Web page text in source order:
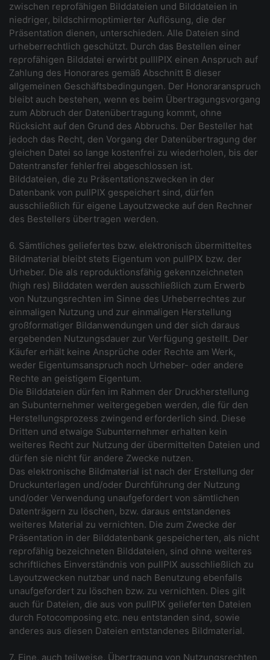
zwischen reprofähigen Bilddateien und Bilddateien in
niedriger, bildschirmoptimierter Auflösung, die der
Präsentation dienen, unterschieden. Alle Dateien sind
urheberrechtlich geschützt. Durch das Bestellen einer
reprofähigen Bilddatei erwirbt pulllPIX einen Anspruch auf
Zahlung des Honorares gemäß Abschnitt B dieser
allgemeinen Geschäftsbedingungen. Der Honoraranspruch
bleibt auch bestehen, wenn es beim Übertragungsvorgang
zum Abbruch der Datenübertragung kommt, ohne
Rücksicht auf den Grund des Abbruchs. Der Besteller hat
jedoch das Recht, den Vorgang der Datenübertragung der
gleichen Datei so lange kostenfrei zu wiederholen, bis der
Datentransfer fehlerfrei abgeschlossen ist.
Bilddateien, die zu Präsentationszwecken in der
Datenbank von pullPIX gespeichert sind, dürfen
ausschließlich für eigene Layoutzwecke auf den Rechner
des Bestellers übertragen werden.
6. Sämtliches geliefertes bzw. elektronisch übermitteltes
Bildmaterial bleibt stets Eigentum von pullPIX bzw. der
Urheber. Die als reproduktionsfähig gekennzeichneten
(high res) Bilddaten werden ausschließlich zum Erwerb
von Nutzungsrechten im Sinne des Urheberrechtes zur
einmaligen Nutzung und zur einmaligen Herstellung
großformatiger Bildanwendungen und der sich daraus
ergebenden Nutzungsdauer zur Verfügung gestellt. Der
Käufer erhält keine Ansprüche oder Rechte am Werk,
weder Eigentumsanspruch noch Urheber- oder andere
Rechte an geistigem Eigentum.
Die Bilddateien dürfen im Rahmen der Druckherstellung
an Subunternehmer weitergegeben werden, die für den
Herstellungsprozess zwingend erforderlich sind. Diese
Dritten und etwaige Subunternehmer erhalten kein
weiteres Recht zur Nutzung der übermittelten Dateien und
dürfen sie nicht für andere Zwecke nutzen.
Das elektronische Bildmaterial ist nach der Erstellung der
Druckunterlagen und/oder Durchführung der Nutzung
und/oder Verwendung unaufgefordert von sämtlichen
Datenträgern zu löschen, bzw. daraus entstandenes
weiteres Material zu vernichten. Die zum Zwecke der
Präsentation in der Bilddatenbank gespeicherten, als nicht
reprofähig bezeichneten Bilddateien, sind ohne weiteres
schriftliches Einverständnis von pullPIX ausschließlich zu
Layoutzwecken nutzbar und nach Benutzung ebenfalls
unaufgefordert zu löschen bzw. zu vernichten. Dies gilt
auch für Dateien, die aus von pullPIX gelieferten Dateien
durch Fotocomposing etc. neu entstanden sind, sowie
anderes aus diesen Dateien entstandenes Bildmaterial.
7. Eine, auch teilweise, Übertragung von Nutzungsrechten